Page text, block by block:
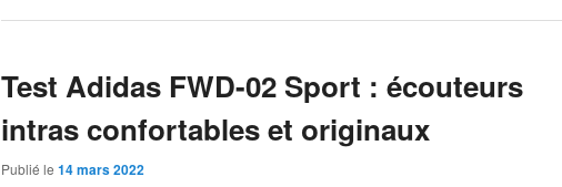
Test Adidas FWD-02 Sport : écouteurs
intras confortables et originaux
Publié le 14 mars 2022